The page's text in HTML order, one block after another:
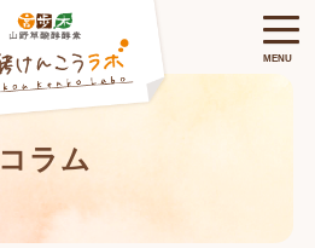
コラム
MENU